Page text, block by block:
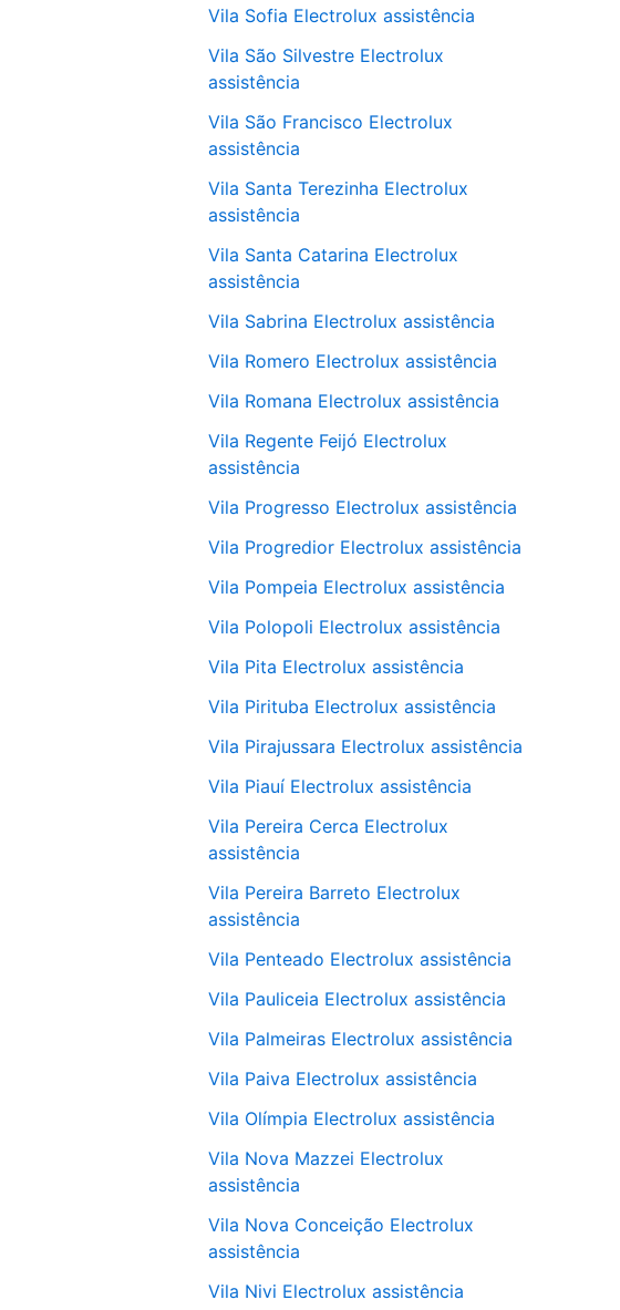
Vila Sofia Electrolux assistência
Vila São Silvestre Electrolux
assistência
Vila São Francisco Electrolux
assistência
Vila Santa Terezinha Electrolux
assistência
Vila Santa Catarina Electrolux
assistência
Vila Sabrina Electrolux assistência
Vila Romero Electrolux assistência
Vila Romana Electrolux assistência
Vila Regente Feijó Electrolux
assistência
Vila Progresso Electrolux assistência
Vila Progredior Electrolux assistência
Vila Pompeia Electrolux assistência
Vila Polopoli Electrolux assistência
Vila Pita Electrolux assistência
Vila Pirituba Electrolux assistência
Vila Pirajussara Electrolux assistência
Vila Piauí Electrolux assistência
Vila Pereira Cerca Electrolux
assistência
Vila Pereira Barreto Electrolux
assistência
Vila Penteado Electrolux assistência
Vila Pauliceia Electrolux assistência
Vila Palmeiras Electrolux assistência
Vila Paiva Electrolux assistência
Vila Olímpia Electrolux assistência
Vila Nova Mazzei Electrolux
assistência
Vila Nova Conceição Electrolux
assistência
Vila Nivi Electrolux assistência